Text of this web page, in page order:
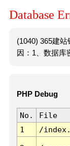
Database
(1040) 365建
因：1、数据库
PHP Debug
No. File
1
/